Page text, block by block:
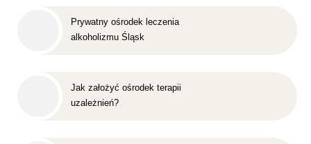
Prywatny ośrodek leczenia
alkoholizmu Śląsk
Jak założyć ośrodek terapii
uzależnień?